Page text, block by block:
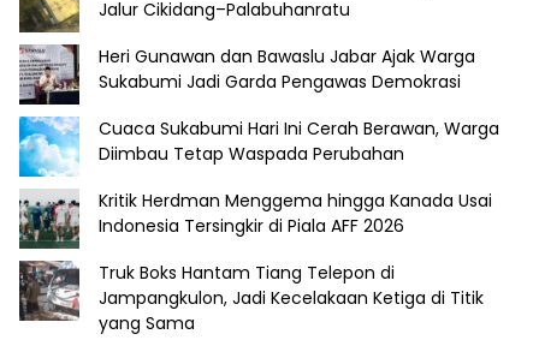
Jalur Cikidang–Palabuhanratu
Heri Gunawan dan Bawaslu Jabar Ajak Warga
Sukabumi Jadi Garda Pengawas Demokrasi
Cuaca Sukabumi Hari Ini Cerah Berawan, Warga
Diimbau Tetap Waspada Perubahan
Kritik Herdman Menggema hingga Kanada Usai
Indonesia Tersingkir di Piala AFF 2026
Truk Boks Hantam Tiang Telepon di
Jampangkulon, Jadi Kecelakaan Ketiga di Titik
yang Sama